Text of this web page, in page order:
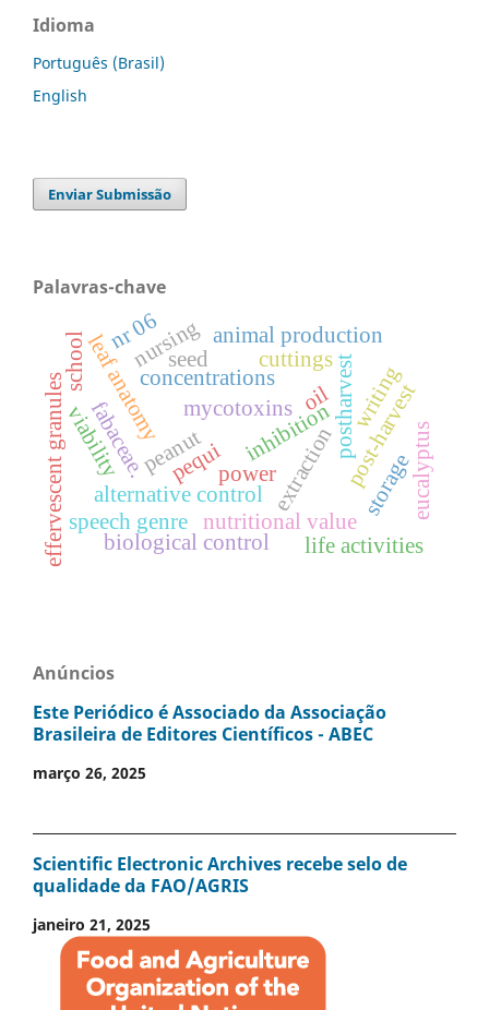
Idioma
Português (Brasil)
English
Enviar Submissão
Palavras-chave
concentrations
inhibitionpostharvest
alternative control extraction
nutritional value
oil
pequi
biological control
post-harvest
mycotoxins
peanut
leaf anatomy
fabaceae. writing
speech genre
effervescent granules life activities
nursing animal production
storage
seed
viability
cuttings
eucalyptus
school
nr 06
power
Anúncios
Este Periódico é Associado da Associação
Brasileira de Editores Científicos - ABEC
março 26, 2025
Scientific Electronic Archives recebe selo de
qualidade da FAO/AGRIS
janeiro 21, 2025